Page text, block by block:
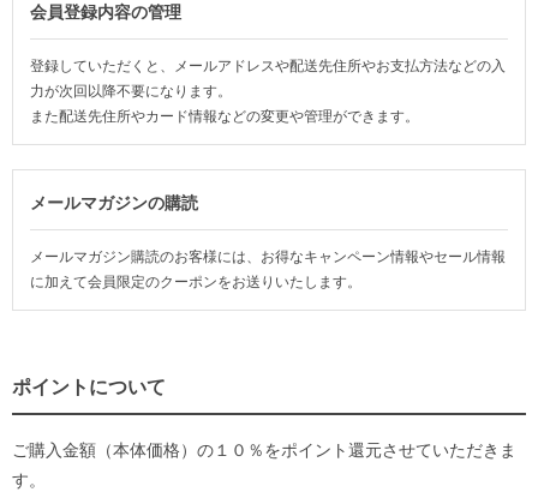
会員登録内容の管理
登録していただくと、メールアドレスや配送先住所やお支払方法などの入
力が次回以降不要になります。
また配送先住所やカード情報などの変更や管理ができます。
メールマガジンの購読
メールマガジン購読のお客様には、お得なキャンペーン情報やセール情報
に加えて会員限定のクーポンをお送りいたします。
ポイントについて
ご購入金額（本体価格）の１０％をポイント還元させていただきま
す。